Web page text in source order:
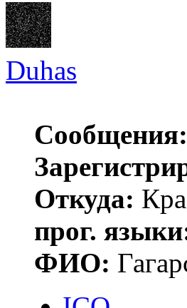
Duhas
Сообщения:
Откуда:
прог.
ФИО: